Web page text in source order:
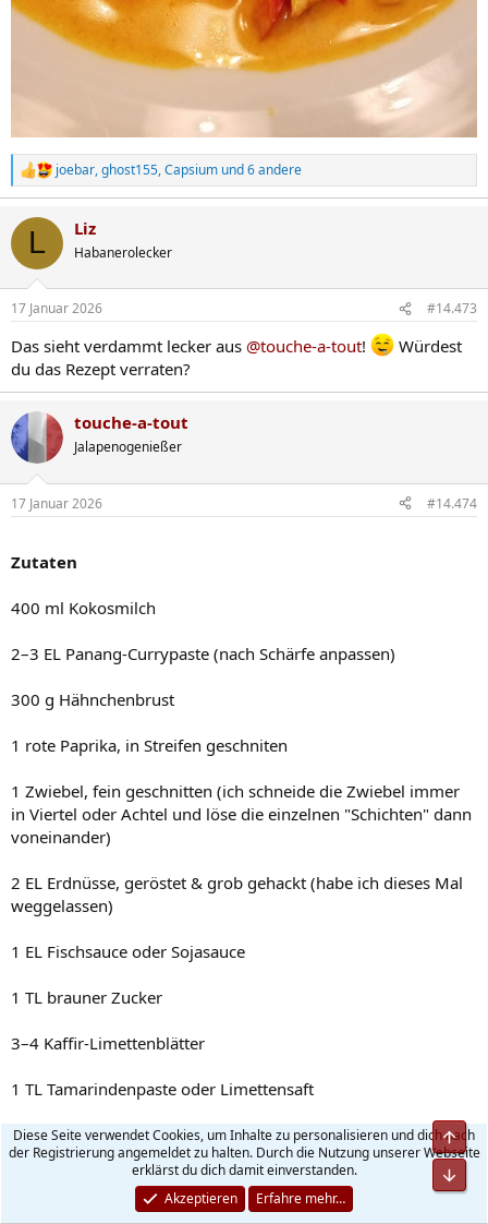
R
e
k
i
e
:
joebar,ghost155,Capsium und 6 andere
L Liz
Habanerolecker
17 Januar 2026 #14.473
Das sieht verdammt lecker aus @touche-a-tout!
Würdest
du das Rezept verraten?
touche-a-tout
Jalapenogenießer
17 Januar 2026 #14.474
Zutaten
400 ml Kokosmilch
2–3 EL Panang-Currypaste (nach Schärfe anpassen)
300 g Hähnchenbrust
1 rote Paprika, in Streifen geschniten
1 Zwiebel, fein geschnitten (ich schneide die Zwiebel immer
in Viertel oder Achtel und löse die einzelnen "Schichten" dann
voneinander)
2 EL Erdnüsse, geröstet & grob gehackt (habe ich dieses Mal
weggelassen)
1 EL Fischsauce oder Sojasauce
1 TL brauner Zucker
3–4 Kaffir-Limettenblätter
1 TL Tamarindenpaste oder Limettensaft
1 EL neutrales Öl
Frisches Thai-Basilikum (hatte ich leider keins)
Diese Seite verwendet Cookies, um Inhalte zu personalisieren und dich nach
der Registrierung angemeldet zu halten. Durch die Nutzung unserer Webseite
erklärst du dich damit einverstanden.
Akzeptieren
Erfahre mehr…